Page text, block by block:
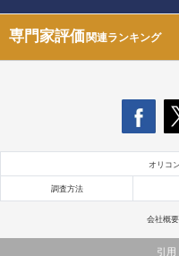
専門家評価関連ランキング
オリコ
調査方法
会社概要
引用